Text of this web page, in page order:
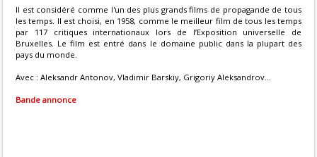
Il est considéré comme l'un des plus grands films de propagande de tous
les temps. Il est choisi, en 1958, comme le meilleur film de tous les temps
par 117 critiques internationaux lors de l’Exposition universelle de
Bruxelles. Le film est entré dans le domaine public dans la plupart des
pays du monde.
Avec : Aleksandr Antonov, Vladimir Barskiy, Grigoriy Aleksandrov...
Bande annonce